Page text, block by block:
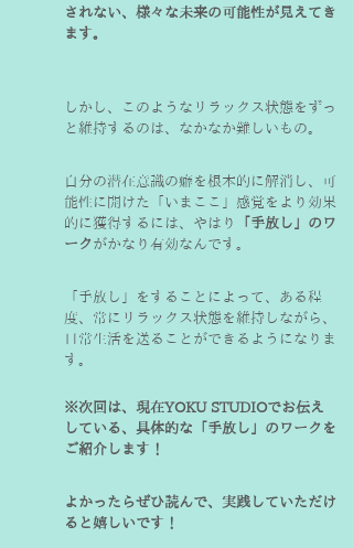
されない、様々な未来の可能性が見えてき
ます。
しかし、このようなリラックス状態をずっ
と維持するのは、なかなか難しいもの。
自分の潜在意識の癖を根本的に解消し、可
能性に開けた「いまここ」感覚をより効果
的に獲得するには、やはり
「手放し」のワ
ーク がかなり有効なんです。
「手放し」をすることによって、ある程
度、常にリラックス状態を維持しながら、
日常生活を送ることができるようになりま
す。
※次回は、現在YOKU STUDIOでお伝え
している、具体的な「手放し」のワークを
ご紹介します！
よかったらぜひ読んで、実践していただけ
ると嬉しいです！